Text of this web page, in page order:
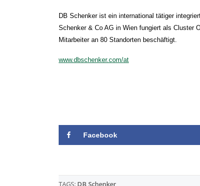
DB Schenker ist ein international tätiger
Schenker & Co AG in Wien fungiert als Cluster
Mitarbeiter an 80 Standorten beschäftigt.
www.dbschenker.com/at
Facebook
TAGS: DB Schenker